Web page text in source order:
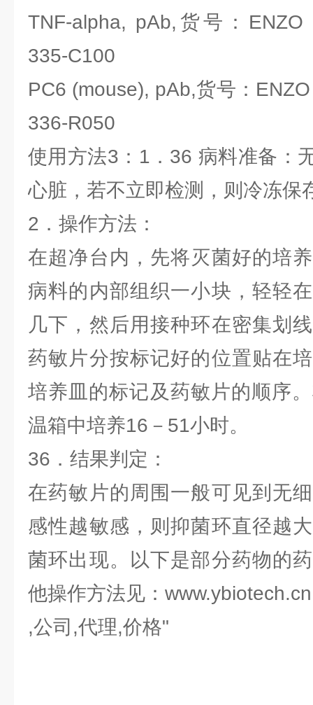
TNF-alpha, pAb,货号：ENZO
335-C100
PC6 (mouse), pAb,货号：
336-R050
使用方法3：1．36 病料准备：
心脏，若不立即检测，则冷冻保
2．操作方法：
在超净台内，先将灭菌好的培
病料的内部组织一小块，轻轻
几下，然后用接种环在密集划
药敏片分按标记好的位置贴在
培养皿的标记及药敏片的顺序
温箱中培养16－51小时。
36．结果判定：
在药敏片的周围一般可见到无
感性越敏感，则抑菌环直径越
菌环出现。以下是部分药物的
他操作方法见：www.ybiotech.cn
,公司,代理,价格"